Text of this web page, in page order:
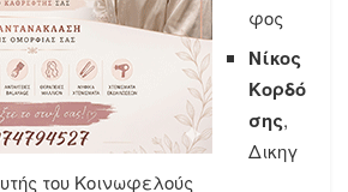
φος
Νίκος
Κορδό
σης,
Δικηγ
του Κοινωφελούς